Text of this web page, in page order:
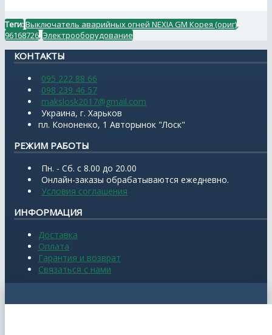
Теги:Выключатель аварийных огней NEXIA GM Корея (ориг)
96168726 Электрооборудование
КОНТАКТЫ
095 222 88 66
098 239 46 57
makslosk2017@gmail.com
Украина, г. Харьков
пл. Кононенко, 1 Авторынок "Лоск"
РЕЖИМ РАБОТЫ
Пн. - Сб. с 8.00 до 20.00
Онлайн-заказы обрабатываются ежедневно.
Условия соглашения
ИНФОРМАЦИЯ
Доставка
Оплата
Гарантия и возврат
Связаться с нами